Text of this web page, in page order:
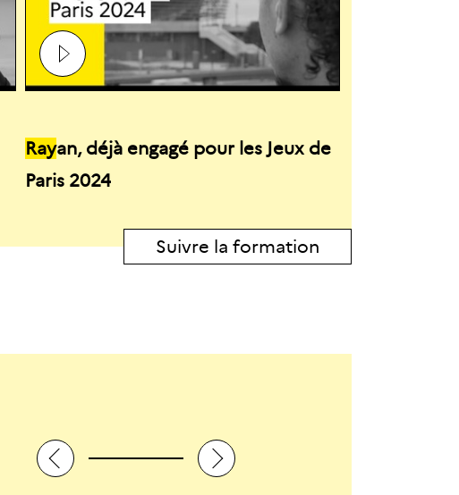
Rayan, déjà engagé pour les Jeux de
Paris 2024
Suivre la formation